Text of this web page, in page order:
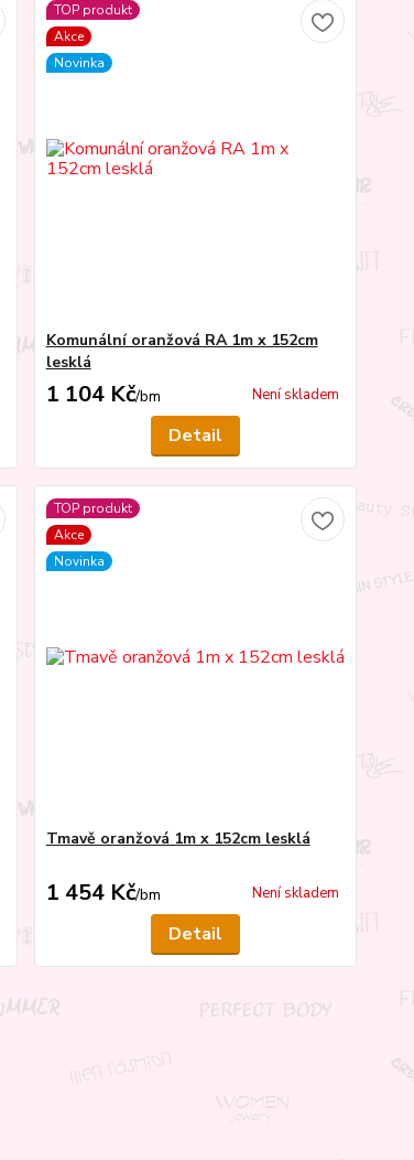
TOP produkt
Akce
Novinka
Komunální oranžová RA 1m x 152cm
lesklá
1 104 Kč/bm Není skladem
Detail
TOP produkt
Akce
Novinka
Tmavě oranžová 1m x 152cm lesklá
1 454 Kč/bm Není skladem
Detail